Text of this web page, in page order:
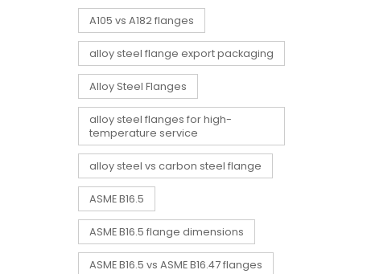
A105 vs A182 flanges
alloy steel flange export packaging
Alloy Steel Flanges
alloy steel flanges for high-
temperature service
alloy steel vs carbon steel flange
ASME B16.5
ASME B16.5 flange dimensions
ASME B16.5 vs ASME B16.47 flanges